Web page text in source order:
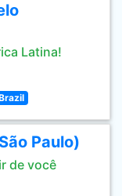
Latina!
Paulo)
de você